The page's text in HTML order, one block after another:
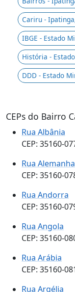
Cariru -
IBGE - Estado
História -
DDD - Estado
CEPs do Bairro
Rua Albânia
CEP: 35160-
Rua Alemanha
CEP: 35160-
Rua Andorra
CEP: 35160-
Rua Angola
CEP: 35160-
Rua Arábia
CEP: 35160-
Rua Argélia